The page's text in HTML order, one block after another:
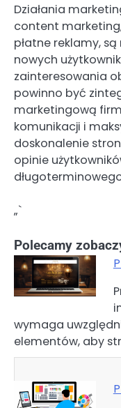
Działania
content
płatne reklamy,
nowych
zainteresowania
powinno być
marketingową
komunikacji i
doskonalenie
opinie
„`
Polecamy
wymaga
elementów, aby
Nawigacja